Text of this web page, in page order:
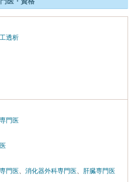
透析
門医
門医
消化器外科専門医 肝臓専門医